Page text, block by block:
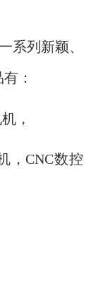
系列新颖、
：
，
，CNC数控